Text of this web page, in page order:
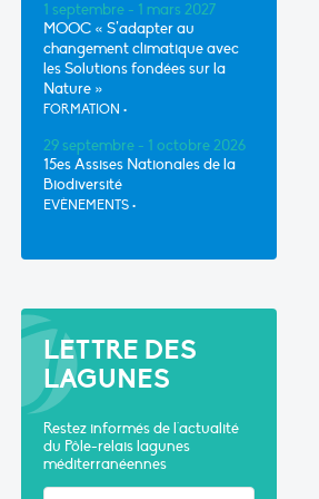
1 septembre - 1 mars 2027
MOOC « S’adapter au
changement climatique avec
les Solutions fondées sur la
Nature »
FORMATION •
29 septembre - 1 octobre 2026
15es Assises Nationales de la
Biodiversité
EVÈNEMENTS •
LETTRE DES
LAGUNES
Restez informés de l'actualité
du Pôle-relais lagunes
méditerranéennes